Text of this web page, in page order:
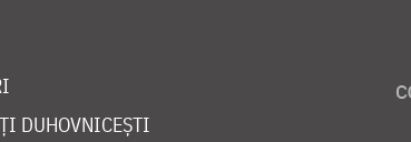
DUHOVNICEȘTI